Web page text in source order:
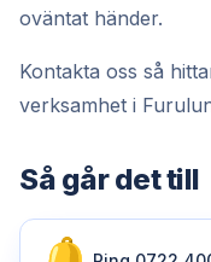
oväntat händer.
Kontakta oss så
verksamhet i
Så går det till